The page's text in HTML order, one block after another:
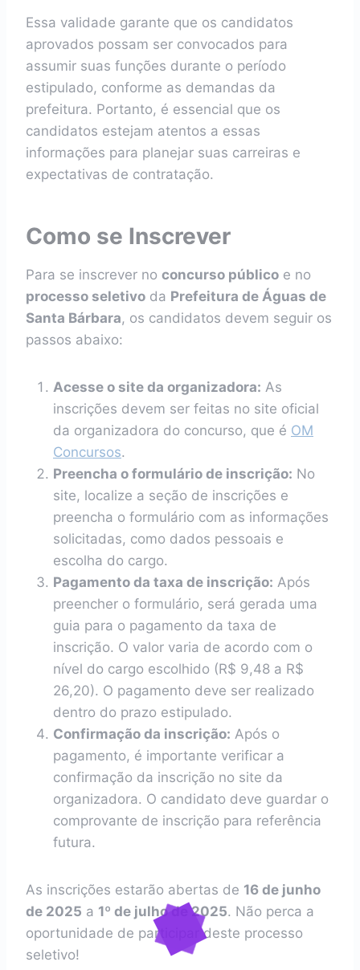
Essa validade garante que os candidatos
aprovados possam ser convocados para
assumir suas funções durante o período
estipulado, conforme as demandas da
prefeitura. Portanto, é essencial que os
candidatos estejam atentos a essas
informações para planejar suas carreiras e
expectativas de contratação.
Como se Inscrever
Para se inscrever no concurso público e no
processo seletivo da Prefeitura de Águas de
Santa Bárbara, os candidatos devem seguir os
passos abaixo:
Acesse o site da organizadora: As
inscrições devem ser feitas no site oficial
da organizadora do concurso, que é OM
Concursos.
Preencha o formulário de inscrição: No
site, localize a seção de inscrições e
preencha o formulário com as informações
solicitadas, como dados pessoais e
escolha do cargo.
Pagamento da taxa de inscrição: Após
preencher o formulário, será gerada uma
guia para o pagamento da taxa de
inscrição. O valor varia de acordo com o
nível do cargo escolhido (R$ 9,48 a R$
26,20). O pagamento deve ser realizado
dentro do prazo estipulado.
Confirmação da inscrição: Após o
pagamento, é importante verificar a
confirmação da inscrição no site da
organizadora. O candidato deve guardar o
comprovante de inscrição para referência
futura.
As inscrições estarão abertas de 16 de junho
de 2025 a 1º de julho de 2025. Não perca a
oportunidade de participar deste processo
seletivo!